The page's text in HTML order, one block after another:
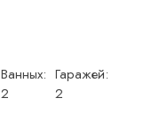
Ванных:
2
Гаражей:
2